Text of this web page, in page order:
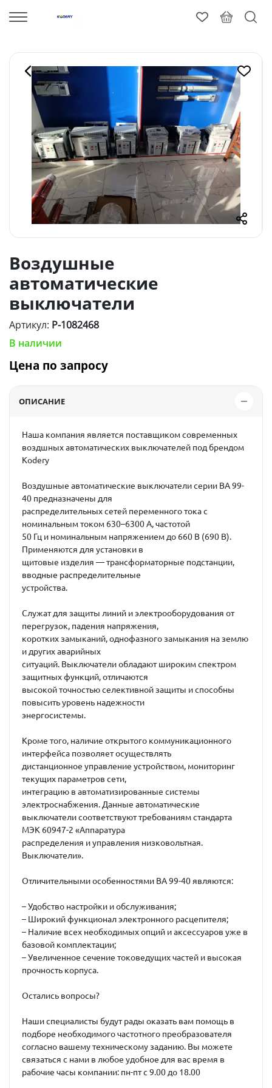
Воздушные
автоматические
выключатели
Артикул: P-1082468
В наличии
Цена по запросу
ОПИСАНИЕ
Наша компания является поставщиком современных
воздшных автоматических выключателей под брендом
Kodery
Воздушные автоматические выключатели серии ВА 99-
40 предназначены для
распределительных сетей переменного тока с
номинальным током 630–6300 А, частотой
50 Гц и номинальным напряжением до 660 В (690 В).
Применяются для установки в
щитовые изделия — трансформаторные подстанции,
вводные распределительные
устройства.
Служат для защиты линий и электрооборудования от
перегрузок, падения напряжения,
коротких замыканий, однофазного замыкания на землю
и других аварийных
ситуаций. Выключатели обладают широким спектром
защитных функций, отличаются
высокой точностью селективной защиты и способны
повысить уровень надежности
энергосистемы.
Кроме того, наличие открытого коммуникационного
интерфейса позволяет осуществлять
дистанционное управление устройством, мониторинг
текущих параметров сети,
интеграцию в автоматизированные системы
электроснабжения. Данные автоматические
выключатели соответствуют требованиям стандарта
МЭК 60947-2 «Аппаратура
распределения и управления низковольтная.
Выключатели».
Отличительными особенностями ВА 99-40 являются:
– Удобство настройки и обслуживания;
– Широкий функционал электронного расцепителя;
– Наличие всех необходимых опций и аксессуаров уже в
базовой комплектации;
– Увеличенное сечение токоведущих частей и высокая
прочность корпуса.
Остались вопросы?
Наши специалисты будут рады оказать вам помощь в
подборе необходимого частотного преобразователя
согласно вашему техническому заданию. Вы можете
связаться с нами в любое удобное для вас время в
рабочие часы компании: пн-пт с 9.00 до 18.00